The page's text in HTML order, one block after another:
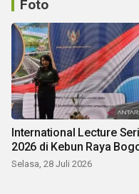
Foto
International Lecture
2026 di Kebun Raya
Selasa, 28 Juli 2026